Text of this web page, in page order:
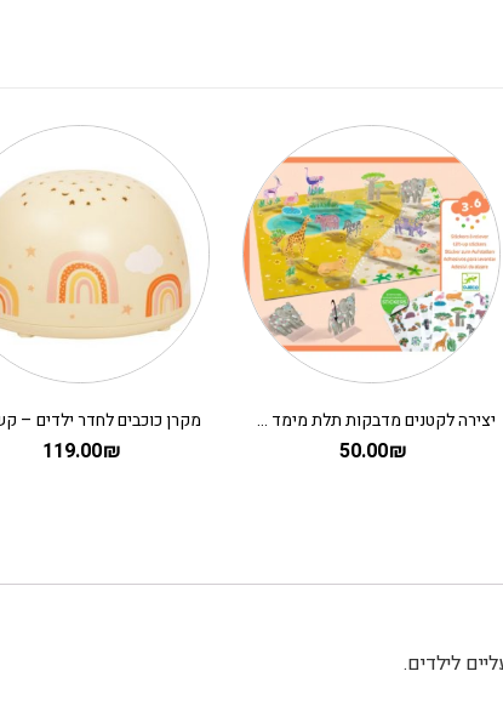
יצירה לקטנים מדבקות תלת מימד – מדבקות רב פעמיות סוואנה DJECO
50.00₪
מקרן כוכבים לחדר ילדים –
119.00₪